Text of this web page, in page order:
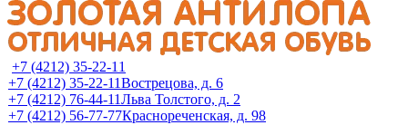
+7 (4212) 35-22-11
+7 (4212) 35-22-11Вострецова, д. 6
+7 (4212) 76-44-11Льва Толстого, д. 2
+7 (4212) 56-77-77Краснореченская, д. 98